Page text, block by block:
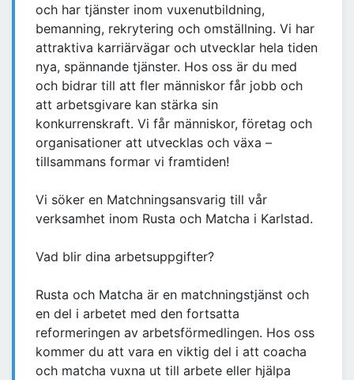
och har tjänster inom vuxenutbildning,
bemanning, rekrytering och omställning. Vi har
attraktiva karriärvägar och utvecklar hela tiden
nya, spännande tjänster. Hos oss är du med
och bidrar till att fler människor får jobb och
att arbetsgivare kan stärka sin
konkurrenskraft. Vi får människor, företag och
organisationer att utvecklas och växa –
tillsammans formar vi framtiden!
Vi söker en Matchningsansvarig till vår
verksamhet inom Rusta och Matcha i Karlstad.
Vad blir dina arbetsuppgifter?
Rusta och Matcha är en matchningstjänst och
en del i arbetet med den fortsatta
reformeringen av arbetsförmedlingen. Hos oss
kommer du att vara en viktig del i att coacha
och matcha vuxna ut till arbete eller hjälpa